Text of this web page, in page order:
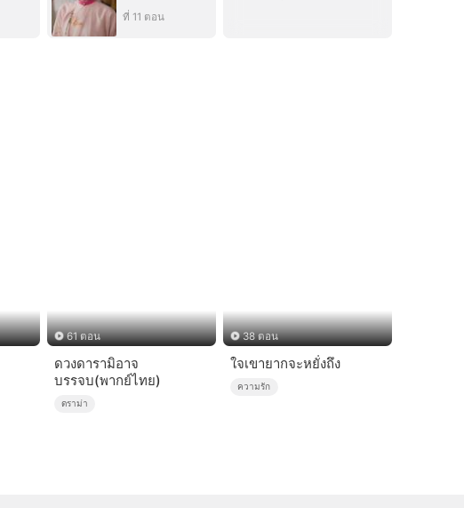
ที่ 11 ตอน
61 ตอน
ดวงดารามิอาจ
บรรจบ(พากย์ไทย)
ดราม่า
38 ตอน
ใจเขายากจะหยั่งถึง
ความรัก